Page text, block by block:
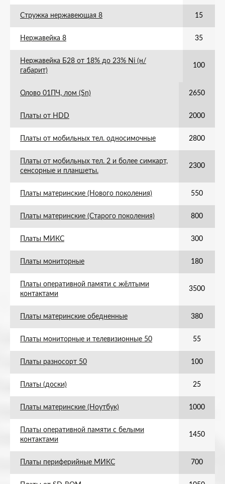
Стружка нержавеющая 8 15
Нержавейка 8 35
Нержавейка Б28 от 18% до 23% Ni (н/
габарит)
100
Олово 01ПЧ, лом (Sn) 2650
Платы от HDD 2000
Платы от мобильных тел. односимочные 2800
Платы от мобильных тел. 2 и более симкарт,
сенсорные и планшеты.
2300
Платы материнские (Нового поколения) 550
Платы материнские (Старого поколения) 800
Платы МИКС 300
Платы мониторные 180
Платы оперативной памяти с жёлтыми
контактами
3500
Платы материнские обедненные 380
Платы мониторные и телевизионные 50 55
Платы разносорт 50 100
Платы (доски) 25
Платы материнские (Ноутбук) 1000
Платы оперативной памяти с белыми
контактами
1450
Платы периферийные МИКС 700